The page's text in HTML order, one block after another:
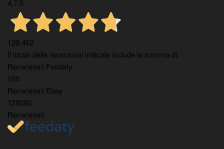
4,7/5
129.452
Il totale delle recensioni indicate include la somma di:
Recensioni Feedaty
160
Recensioni Ebay
129292
Recensioni